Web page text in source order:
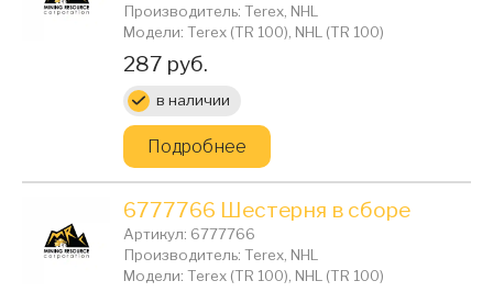
Производитель: Terex, NHL
Модели: Terex (TR 100), NHL (TR 100)
Цена:
287 руб.
в наличии
Подробнее
6777766 Шестерня в сборе
Артикул: 6777766
Производитель: Terex, NHL
Модели: Terex (TR 100), NHL (TR 100)